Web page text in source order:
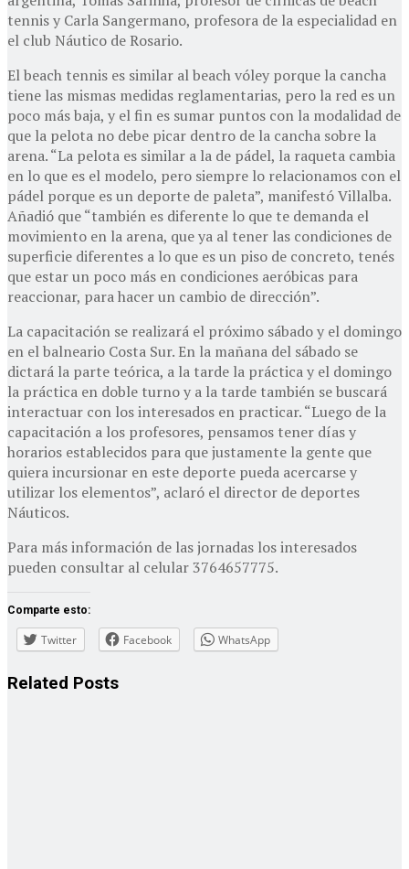
tennis y Carla Sangermano, profesora de la especialidad en
el club Náutico de Rosario.
El beach tennis es similar al beach vóley porque la cancha
tiene las mismas medidas reglamentarias, pero la red es un
poco más baja, y el fin es sumar puntos con la modalidad de
que la pelota no debe picar dentro de la cancha sobre la
arena. “La pelota es similar a la de pádel, la raqueta cambia
en lo que es el modelo, pero siempre lo relacionamos con el
pádel porque es un deporte de paleta”, manifestó Villalba.
Añadió que “también es diferente lo que te demanda el
movimiento en la arena, que ya al tener las condiciones de
superficie diferentes a lo que es un piso de concreto, tenés
que estar un poco más en condiciones aeróbicas para
reaccionar, para hacer un cambio de dirección”.
La capacitación se realizará el próximo sábado y el domingo
en el balneario Costa Sur. En la mañana del sábado se
dictará la parte teórica, a la tarde la práctica y el domingo
la práctica en doble turno y a la tarde también se buscará
interactuar con los interesados en practicar. “Luego de la
capacitación a los profesores, pensamos tener días y
horarios establecidos para que justamente la gente que
quiera incursionar en este deporte pueda acercarse y
utilizar los elementos”, aclaró el director de deportes
Náuticos.
Para más información de las jornadas los interesados
pueden consultar al celular 3764657775.
Comparte esto:
Twitter Facebook WhatsApp
Related Posts